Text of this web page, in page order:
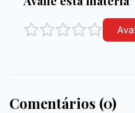
Comentários (0)